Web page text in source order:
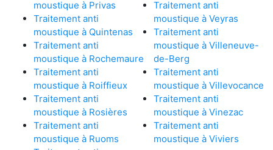
moustique à Privas
Traitement anti
moustique à Quintenas
Traitement anti
moustique à Rochemaure
Traitement anti
moustique à Roiffieux
Traitement anti
moustique à Rosières
Traitement anti
moustique à Ruoms
Traitement anti
moustique à Veyras
Traitement anti
moustique à Villeneuve-
de-Berg
Traitement anti
moustique à Villevocance
Traitement anti
moustique à Vinezac
Traitement anti
moustique à Viviers